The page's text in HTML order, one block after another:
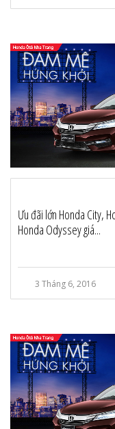
Ưu đãi lớn Honda City,
Honda Odyssey giá...
3 Tháng 6, 2016